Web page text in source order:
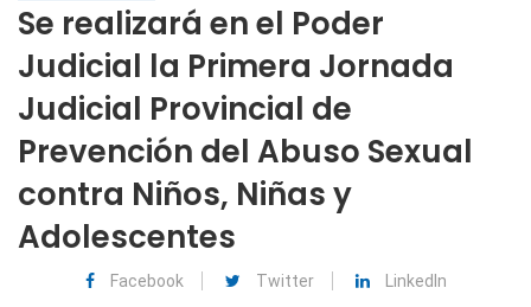
Se realizará en el Poder
Judicial la Primera Jornada
Judicial Provincial de
Prevención del Abuso Sexual
contra Niños, Niñas y
Adolescentes
Facebook Twitter LinkedIn